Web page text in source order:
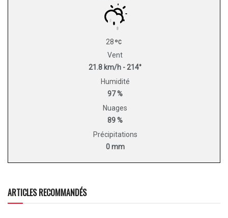
28
Vent
21.8 km/h - 214°
Humidité
97 %
Nuages
89 %
Précipitations
0 mm
ARTICLES RECOMMANDÉS